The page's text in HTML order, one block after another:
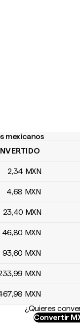
mexicanos
mexicanos
2,34 MXN
4,68 MXN
23,40 MXN
46,80 MXN
93,60 MXN
,99 MXN
,98 MXN
¿Quieres
Convertir